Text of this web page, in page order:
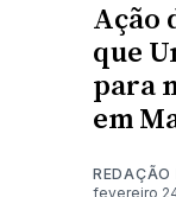
Ação
que
para
em
REDAÇÃO
fevereiro